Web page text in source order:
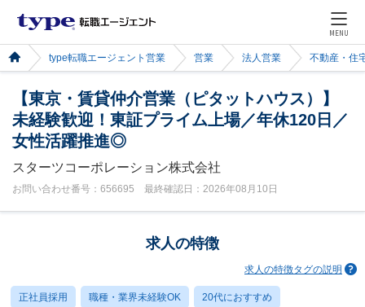
MENU
type転職エージェント営業 営業 法人営業 不動産・住
【東京・賃貸仲介営業（ピタットハウス）】
未経験歓迎！東証プライム上場／年休120日／
女性活躍推進◎
スターツコーポレーション株式会社
お問い合わせ番号：656695 最終確認日：2026年08月10日
求人の特徴
求人の特徴タグの説明
正社員採用 職種・業界未経験OK 20代におすすめ